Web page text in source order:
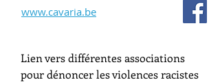
www.cavaria.be
Lien vers différentes associations
pour dénoncer les violences racistes